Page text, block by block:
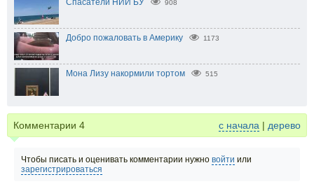
Спасатели НИИ БУ 908
Добро пожаловать в Америку 1173
Мона Лизу накормили тортом 515
Комментарии 4 с начала | дерево
Чтобы писать и оценивать комментарии нужно войти или
зарегистрироваться